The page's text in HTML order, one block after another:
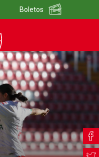
Boletos